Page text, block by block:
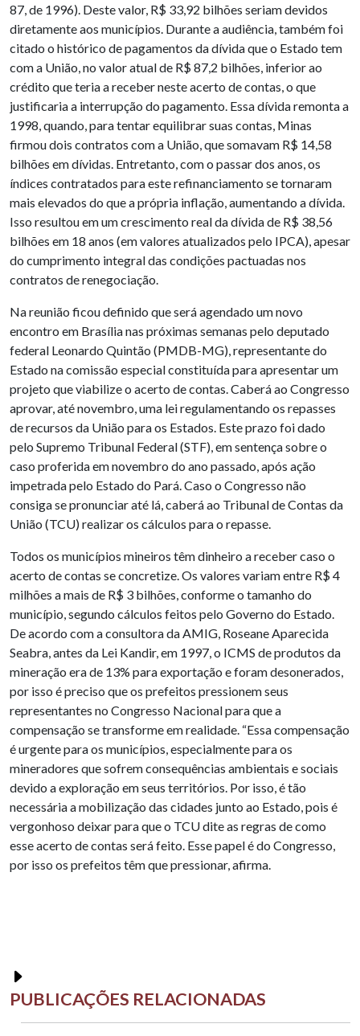
87, de 1996). Deste valor, R$ 33,92 bilhões seriam devidos
diretamente aos municípios. Durante a audiência, também foi
citado o histórico de pagamentos da dívida que o Estado tem
com a União, no valor atual de R$ 87,2 bilhões, inferior ao
crédito que teria a receber neste acerto de contas, o que
justificaria a interrupção do pagamento. Essa dívida remonta a
1998, quando, para tentar equilibrar suas contas, Minas
firmou dois contratos com a União, que somavam R$ 14,58
bilhões em dívidas. Entretanto, com o passar dos anos, os
índices contratados para este refinanciamento se tornaram
mais elevados do que a própria inflação, aumentando a dívida.
Isso resultou em um crescimento real da dívida de R$ 38,56
bilhões em 18 anos (em valores atualizados pelo IPCA), apesar
do cumprimento integral das condições pactuadas nos
contratos de renegociação.
Na reunião ficou definido que será agendado um novo
encontro em Brasília nas próximas semanas pelo deputado
federal Leonardo Quintão (PMDB-MG), representante do
Estado na comissão especial constituída para apresentar um
projeto que viabilize o acerto de contas. Caberá ao Congresso
aprovar, até novembro, uma lei regulamentando os repasses
de recursos da União para os Estados. Este prazo foi dado
pelo Supremo Tribunal Federal (STF), em sentença sobre o
caso proferida em novembro do ano passado, após ação
impetrada pelo Estado do Pará. Caso o Congresso não
consiga se pronunciar até lá, caberá ao Tribunal de Contas da
União (TCU) realizar os cálculos para o repasse.
Todos os municípios mineiros têm dinheiro a receber caso o
acerto de contas se concretize. Os valores variam entre R$ 4
milhões a mais de R$ 3 bilhões, conforme o tamanho do
município, segundo cálculos feitos pelo Governo do Estado.
De acordo com a consultora da AMIG, Roseane Aparecida
Seabra, antes da Lei Kandir, em 1997, o ICMS de produtos da
mineração era de 13% para exportação e foram desonerados,
por isso é preciso que os prefeitos pressionem seus
representantes no Congresso Nacional para que a
compensação se transforme em realidade. “Essa compensação
é urgente para os municípios, especialmente para os
mineradores que sofrem consequências ambientais e sociais
devido a exploração em seus territórios. Por isso, é tão
necessária a mobilização das cidades junto ao Estado, pois é
vergonhoso deixar para que o TCU dite as regras de como
esse acerto de contas será feito. Esse papel é do Congresso,
por isso os prefeitos têm que pressionar, afirma.
PUBLICAÇÕES RELACIONADAS